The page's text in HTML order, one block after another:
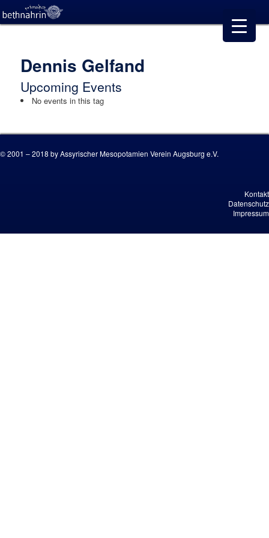
Dennis Gelfand
Upcoming Events
No events in this tag
© 2001 – 2018 by Assyrischer Mesopotamien Verein Augsburg e.V.
Kontakt
Datenschutz
Impressum